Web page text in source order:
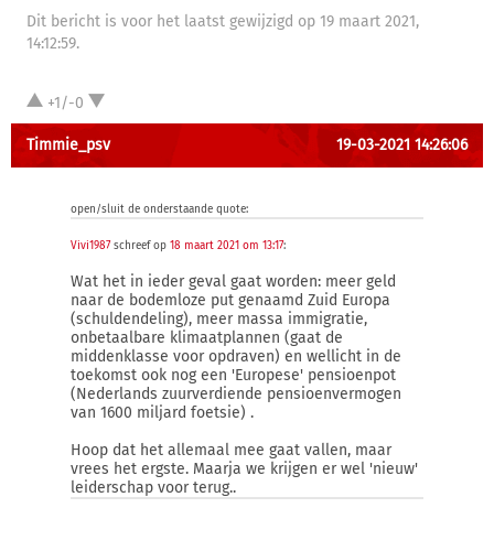
Dit bericht is voor het laatst gewijzigd op 19 maart 2021,
14:12:59.
+1/-0
Timmie_psv 19-03-2021 14:26:06
open/sluit de onderstaande quote:
Vivi1987schreef op 18 maart 2021 om 13:17:
Wat het in ieder geval gaat worden: meer geld
naar de bodemloze put genaamd Zuid Europa
(schuldendeling), meer massa immigratie,
onbetaalbare klimaatplannen (gaat de
middenklasse voor opdraven) en wellicht in de
toekomst ook nog een 'Europese' pensioenpot
(Nederlands zuurverdiende pensioenvermogen
van 1600 miljard foetsie) .
Hoop dat het allemaal mee gaat vallen, maar
vrees het ergste. Maarja we krijgen er wel 'nieuw'
leiderschap voor terug..